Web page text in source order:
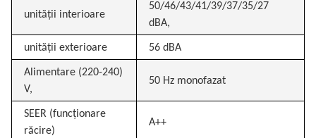
unității interioare
50/46/43/41/39/37/35/27
dBA,
unității exterioare 56 dBA
Alimentare (220-240)
V,
50 Hz monofazat
SEER (funcționare
răcire)
A++